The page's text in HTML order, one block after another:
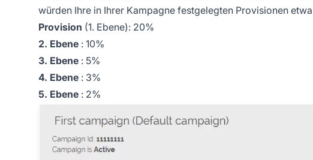
würden Ihre in Ihrer Kampagne festgelegten Provisionen
Provision (1. Ebene): 20%
2. Ebene : 10%
3. Ebene : 5%
4. Ebene : 3%
5. Ebene : 2%